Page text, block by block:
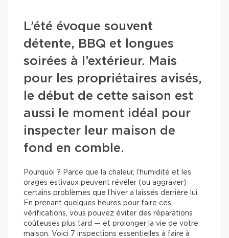
L’été évoque souvent
détente, BBQ et longues
soirées à l’extérieur. Mais
pour les propriétaires avisés,
le début de cette saison est
aussi le moment idéal pour
inspecter leur maison de
fond en comble.
Pourquoi ? Parce que la chaleur, l’humidité et les
orages estivaux peuvent révéler (ou aggraver)
certains problèmes que l’hiver a laissés derrière lui.
En prenant quelques heures pour faire ces
vérifications, vous pouvez éviter des réparations
coûteuses plus tard — et prolonger la vie de votre
maison. Voici 7 inspections essentielles à faire à